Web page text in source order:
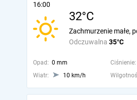
16:00
32°C
Odczuwalna 35°C
Zachmurzenie małe,
Opad: 0 mm Ciśnienie:
Wiatr:
10 km/h